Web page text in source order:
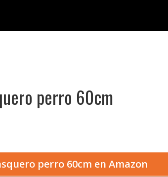
perro 60cm
perro 60cm en Amazon